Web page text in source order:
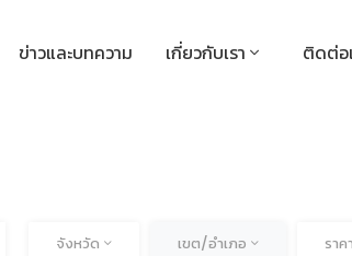
ข่าวและบทความ เกี่ยวกับเรา ติดต่อ
จังหวัด เขต/อำเภอ ราคา